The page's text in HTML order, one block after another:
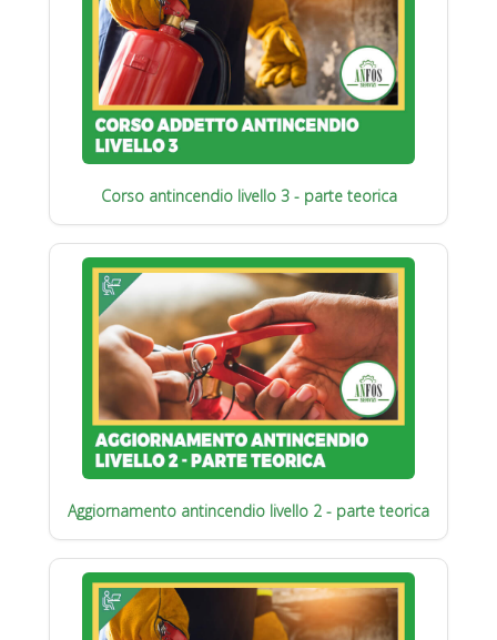
Corso antincendio livello 3 - parte teorica
Aggiornamento antincendio livello 2 - parte teorica